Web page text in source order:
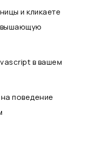
и кликаете
в вашем
поведение